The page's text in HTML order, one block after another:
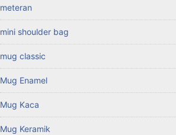
meteran
mini shoulder bag
mug classic
Mug Enamel
Mug Kaca
Mug Keramik